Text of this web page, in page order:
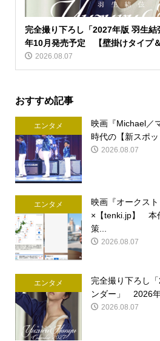
完全撮り下ろし「2027年版 羽生
年10月発売予定 【壁掛けタイプ
2026.08.07
おすすめ記事
エンタメ
映画『Michael／
時代の【新スポッ
2026.08.07
エンタメ
映画『オークスト
×【tenki.jp】 本
策...
2026.08.07
エンタメ
完全撮り下ろし
ンダー」 2026
2026.08.07